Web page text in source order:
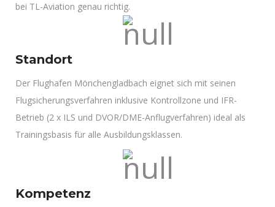
bei TL-Aviation genau richtig.
Standort
Der Flughafen Mönchengladbach eignet sich mit seinen
Flugsicherungsverfahren inklusive Kontrollzone und IFR-
Betrieb (2 x ILS und DVOR/DME-Anflugverfahren) ideal als
Trainingsbasis für alle Ausbildungsklassen.
Kompetenz